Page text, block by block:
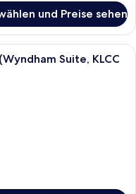
und Preise sehen
Hotelzimmer mit
Suite, KLCC